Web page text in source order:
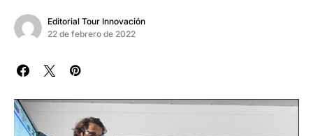
Editorial Tour Innovación
22 de febrero de 2022